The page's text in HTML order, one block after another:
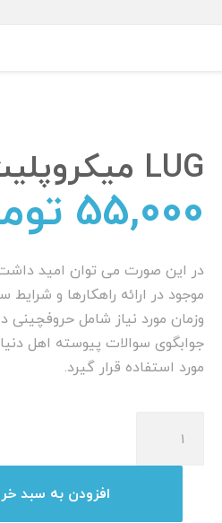
LUG میکروپلیت
55,000
در این صورت می توان امید
موجود در ارائه راهکارها و
وزمان مورد نیاز شامل حروفچینی
جوابگوی سوالات پیوسته اهل
مورد استفاده قرار گیرد.
میکروپلیت
عدد
افزودن به سبد